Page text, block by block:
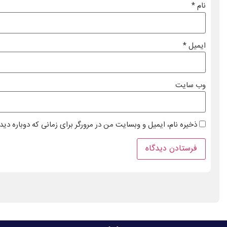
نام*
ایمیل*
وب‌ سایت
ذخیره نام، ایمیل و وبسایت من در مرورگر برای زمانی که دوباره